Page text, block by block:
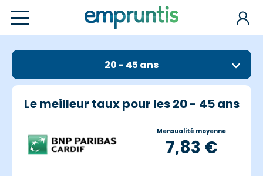
20 - 45 ans
Le meilleur taux pour les 20 - 45 ans
Mensualité moyenne
7,83 €